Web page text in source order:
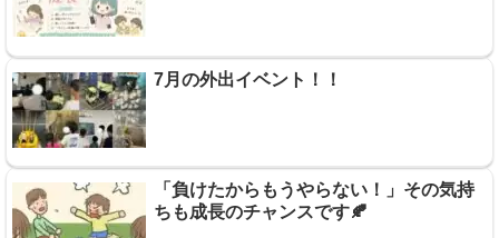
7月の外出イベント！！
「負けたからもうやらない！」その気持
ちも成長のチャンスです🍂